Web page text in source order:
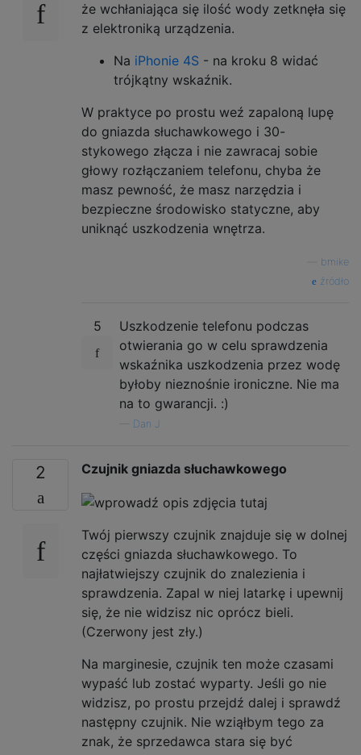
że wchłaniająca się ilość wody zetknęła się
z elektroniką urządzenia.
Na iPhonie 4S - na kroku 8 widać
trójkątny wskaźnik.
W praktyce po prostu weź zapaloną lupę
do gniazda słuchawkowego i 30-
stykowego złącza i nie zawracaj sobie
głowy rozłączaniem telefonu, chyba że
masz pewność, że masz narzędzia i
bezpieczne środowisko statyczne, aby
uniknąć uszkodzenia wnętrza.
bmike
źródło
5
Uszkodzenie telefonu podczas
otwierania go w celu sprawdzenia
wskaźnika uszkodzenia przez wodę
byłoby nieznośnie ironiczne. Nie ma
na to gwarancji. :)
Dan J
2 Czujnik gniazda słuchawkowego
Twój pierwszy czujnik znajduje się w dolnej
części gniazda słuchawkowego. To
najłatwiejszy czujnik do znalezienia i
sprawdzenia. Zapal w niej latarkę i upewnij
się, że nie widzisz nic oprócz bieli.
(Czerwony jest zły.)
Na marginesie, czujnik ten może czasami
wypaść lub zostać wyparty. Jeśli go nie
widzisz, po prostu przejdź dalej i sprawdź
następny czujnik. Nie wziąłbym tego za
znak, że sprzedawca stara się być